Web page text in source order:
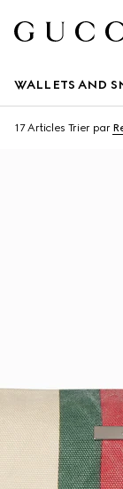
WALLETS AND
17 Articles Trier par